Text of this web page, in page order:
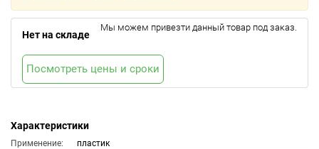
Характеристики
Применение:
пластик
Нет на складе
Мы можем привезти данный товар под заказ.
Посмотреть цены и сроки